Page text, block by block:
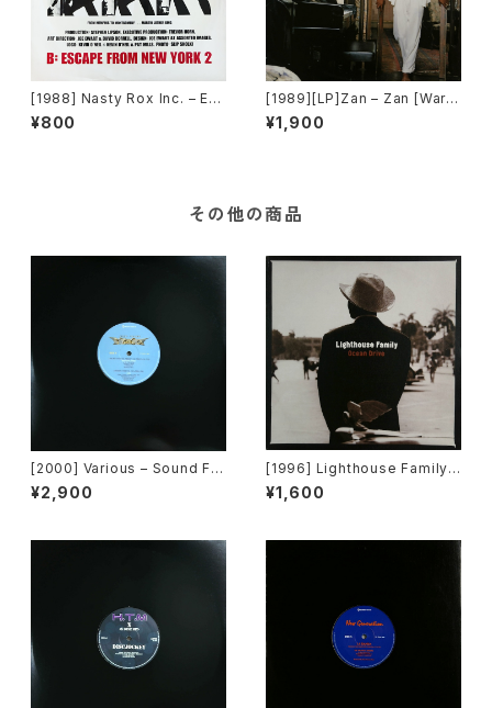
[1988] Nasty Rox Inc. – Esc
ape From New York [ZTT]
¥800
[1989][LP]Zan – Zan [Warn
er Bros. Records]
¥1,900
その他の商品
[2000] Various – Sound Fa
ctory Y&Co. / Back To The
"Disco" 〜私もDiscoへ連れ
¥2,900
[1996] Lighthouse Family –
Ocean Drive [Wildcard]
¥1,600